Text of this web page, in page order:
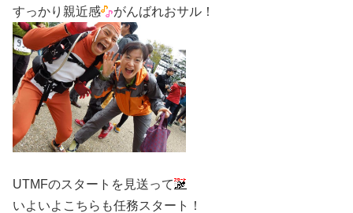
すっかり親近感 がんばれおサル！
UTMFのスタートを見送って
いよいよこちらも任務スタート！